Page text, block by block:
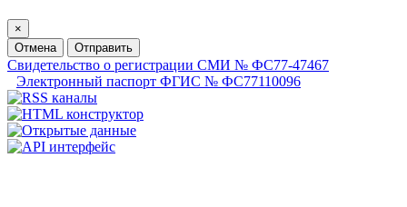
×
Отмена
Отправить
Свидетельство о регистрации СМИ № ФС77-47467
Электронный паспорт ФГИС № ФС77110096